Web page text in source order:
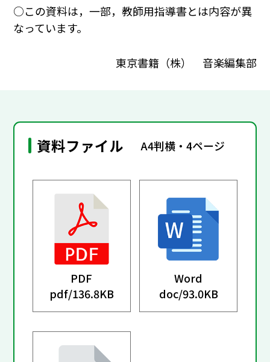
○この資料は，一部，教師用指導書とは内容が異
なっています。
東京書籍（株） 音楽編集部
資料ファイル A4判横・4ページ
PDF
pdf/136.8KB
Word
doc/93.0KB